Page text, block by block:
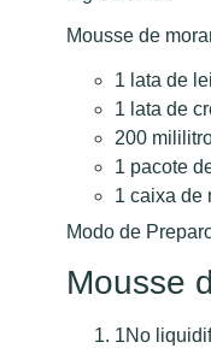
Mousse de
1 lata de
1 lata de
200
1 pacote
1 caixa de
Modo de
Mousse
1No